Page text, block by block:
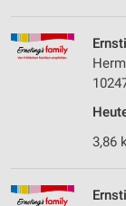
3,86